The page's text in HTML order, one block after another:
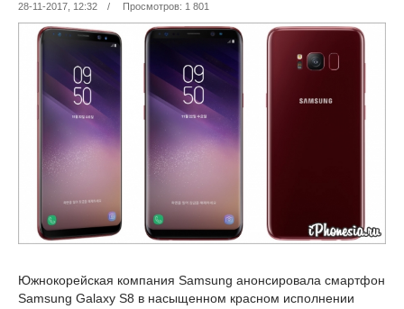
28-11-2017, 12:32 / Просмотров: 1 801
Южнокорейская компания Samsung анонсировала смартфон
Samsung Galaxy S8 в насыщенном красном исполнении